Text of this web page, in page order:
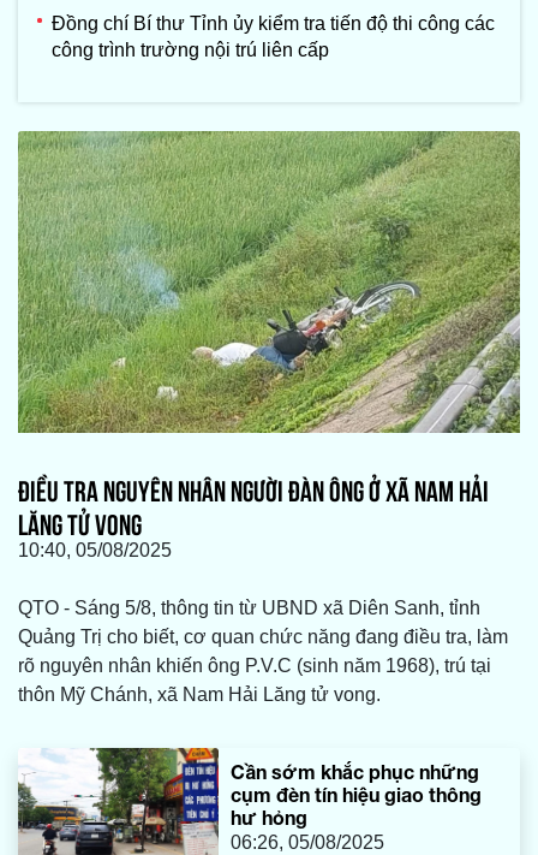
Đồng chí Bí thư Tỉnh ủy kiểm tra tiến độ thi công các
công trình trường nội trú liên cấp
ĐIỀU TRA NGUYÊN NHÂN NGƯỜI ĐÀN ÔNG Ở XÃ NAM HẢI
LĂNG TỬ VONG
10:40, 05/08/2025
QTO - Sáng 5/8, thông tin từ UBND xã Diên Sanh, tỉnh
Quảng Trị cho biết, cơ quan chức năng đang điều tra, làm
rõ nguyên nhân khiến ông P.V.C (sinh năm 1968), trú tại
thôn Mỹ Chánh, xã Nam Hải Lăng tử vong.
Cần sớm khắc phục những
cụm đèn tín hiệu giao thông
hư hỏng
06:26, 05/08/2025